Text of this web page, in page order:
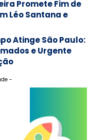
Promete Fim de
Léo Santana e
Atinge São Paulo:
e Urgente
-